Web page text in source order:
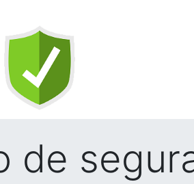
de